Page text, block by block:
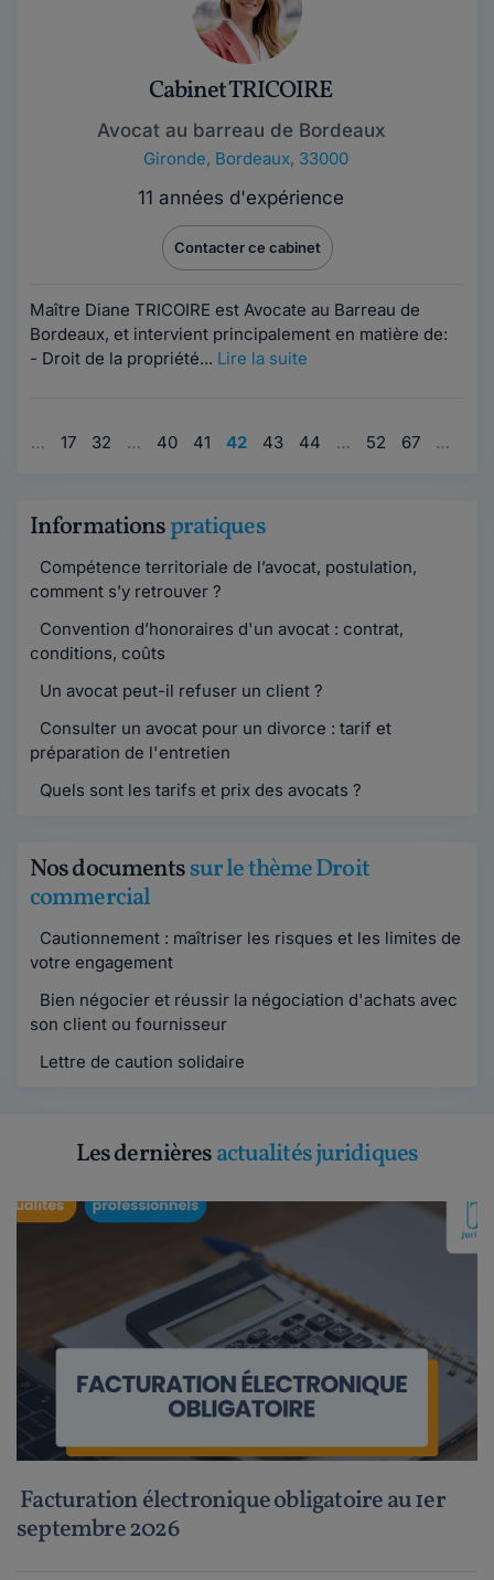
Cabinet TRICOIRE
Avocat au barreau de Bordeaux
Gironde, Bordeaux, 33000
11 années d'expérience
Contacter ce cabinet
Maître Diane TRICOIRE est Avocate au Barreau de
Bordeaux, et intervient principalement en matière de:
- Droit de la propriété... Lire la suite
… 17 32 … 40 41 42 43 44 … 52 67 …
Informationspratiques
Compétence territoriale de l’avocat, postulation,
comment s’y retrouver ?
Convention d’honoraires d'un avocat : contrat,
conditions, coûts
Un avocat peut-il refuser un client ?
Consulter un avocat pour un divorce : tarif et
préparation de l'entretien
Quels sont les tarifs et prix des avocats ?
Nos documentssur le thème Droit
commercial
Cautionnement : maîtriser les risques et les limites de
votre engagement
Bien négocier et réussir la négociation d'achats avec
son client ou fournisseur
Lettre de caution solidaire
Les dernièresactualités juridiques
Facturation électronique obligatoire au 1er
septembre 2026